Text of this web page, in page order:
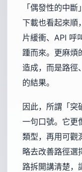
「偶發性的中
下載也看起來順
片緩衝、API 呼
踵而來。更麻煩
造成，而是路徑
的結果。
因此，所謂「突
一句口號。它更
類型，再用可觀
略去改善路徑選
路拆開講清楚，